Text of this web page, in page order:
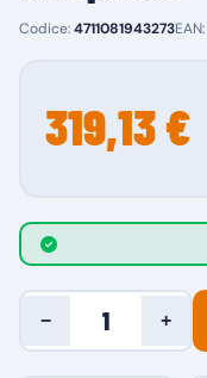
Codice:4711081943273EAN:
319,13 €
− +